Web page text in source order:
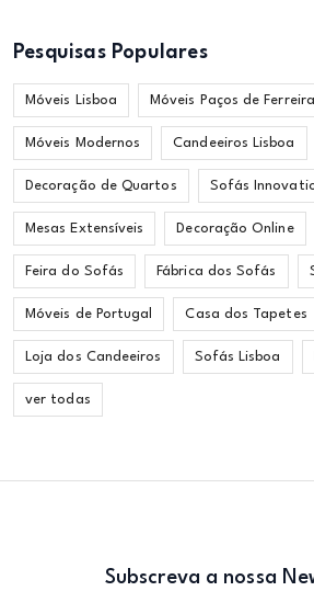
Pesquisas Populares
Móveis Lisboa Móveis Paços de Ferreira
Móveis Modernos Candeeiros Lisboa
Decoração de Quartos Sofás
Mesas Extensíveis Decoração Online
Feira do Sofás Fábrica dos Sofás
Móveis de Portugal Casa dos Tapetes
Loja dos Candeeiros Sofás Lisboa
ver todas
Subscreva a nossa